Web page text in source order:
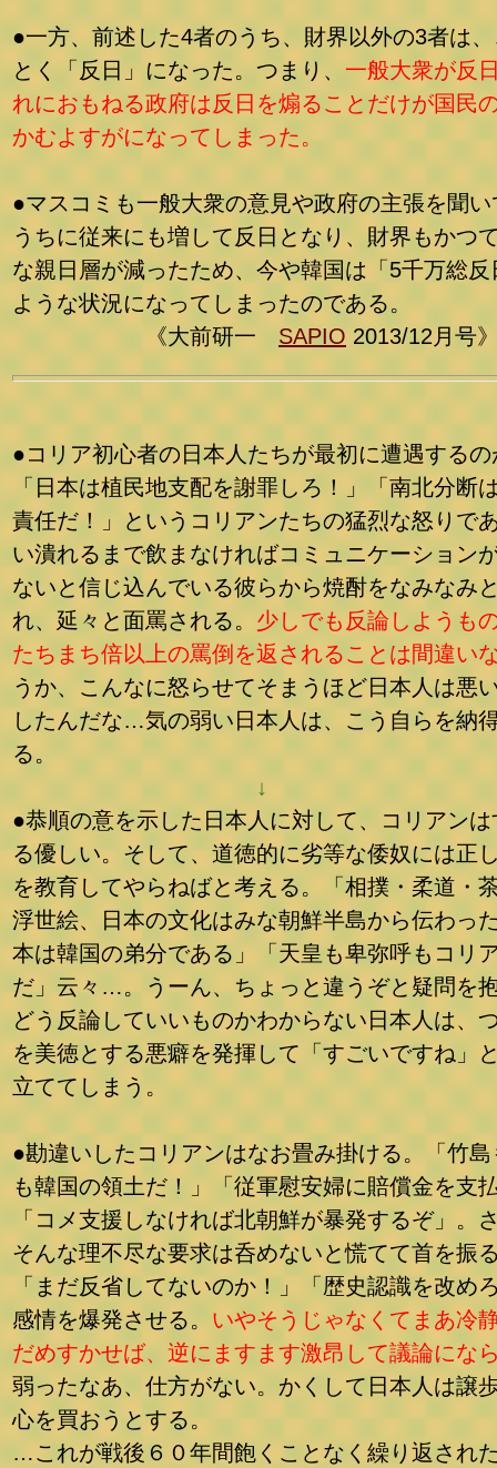
●一方、前述した4者のうち、財界以外の3者は
とく「反日」になった。つまり、 一般大衆が反
れにおもねる政府は反日を煽ることだけが国民
かむよすがになってしまった。
●マスコミも一般大衆の意見や政府の主張を聞い
うちに従来にも増して反日となり、財界もかつ
な親日層が減ったため、今や韓国は「5千万総反
ような状況になってしまったのである。
《大前研一 SAPIO 2013/12月号
●コリア初心者の日本人たちが最初に遭遇するの
「日本は植民地支配を謝罪しろ！」「南北分断
責任だ！」というコリアンたちの猛烈な怒りで
い潰れるまで飲まなければコミュニケーション
ないと信じ込んでいる彼らから焼酎をなみなみ
れ、延々と面罵される。 少しでも反論しようも
たちまち倍以上の罵倒を返されることは間違い
うか、こんなに怒らせてそまうほど日本人は悪
したんだな…気の弱い日本人は、こう自らを納
る。
↓
●恭順の意を示した日本人に対して、コリアンは
る優しい。そして、道徳的に劣等な倭奴には正
を教育してやらねばと考える。「相撲・柔道・
浮世絵、日本の文化はみな朝鮮半島から伝わっ
本は韓国の弟分である」「天皇も卑弥呼もコリ
だ」云々…。うーん、ちょっと違うぞと疑問を
どう反論していいものかわからない日本人は、
を美徳とする悪癖を発揮して「すごいですね」
立ててしまう。
●勘違いしたコリアンはなお畳み掛ける。「竹島
も韓国の領土だ！」「従軍慰安婦に賠償金を支
「コメ支援しなければ北朝鮮が暴発するぞ」。
そんな理不尽な要求は呑めないと慌てて首を振
「まだ反省してないのか！」「歴史認識を改め
感情を爆発させる。 いやそうじゃなくてまあ冷
だめすかせば、逆にますます激昂して議論にな
弱ったなあ、仕方がない。かくして日本人は譲
心を買おうとする。
…これが戦後６０年間飽くことなく繰り返され